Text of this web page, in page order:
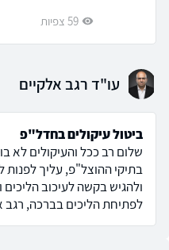
59 צפיות
עו"ד רגב אלקיים
ביטול עיקולים בחדל"פ
שלום רב ככל והעיקולים לא
בתיקי ההוצל"פ, עליך לפנות
ולהגיש בקשה לעיכוב הליכים
לפתיחת הליכים בברכה, רגב